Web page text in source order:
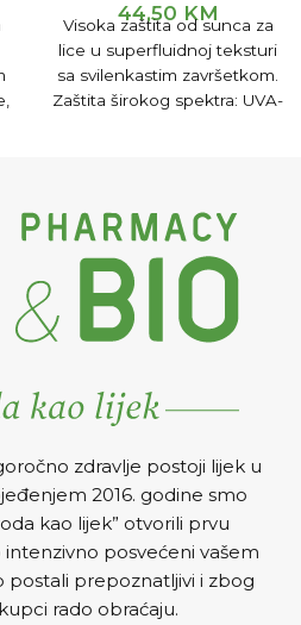
44,50 KM
Visoka zaštita od sunca za
lice u superfluidnoj teksturi
sa svilenkastim završetkom.
Zaštita širokog spektra: UVA-
zdravlje postoji lijek u
2016. godine smo
kao lijek” otvorili prvu
posvećeni vašem
postali prepoznatljivi i zbog
rado obraćaju.